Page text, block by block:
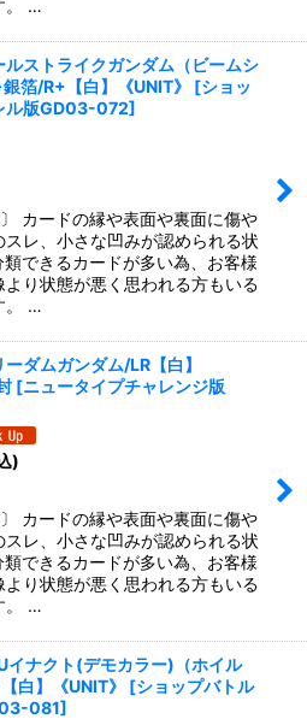
。 …
ルストライクガンダム（ビームシ
箔/R+【白】《UNIT》
[ショッ
ル版GD03-072]
カードの縁や表面や裏面に傷や
スレ、小さな凹みが認められる状
できるカードが多い為、お客様
より状態が悪く思われる方もいる
。 …
ーダムガンダム/LR【白】
[ニュータイプチャレンジ版
)
カードの縁や表面や裏面に傷や
スレ、小さな凹みが認められる状
できるカードが多い為、お客様
より状態が悪く思われる方もいる
。 …
イナクト(デモカラー)（ホイル
白】《UNIT》
[ショップバトル
081]